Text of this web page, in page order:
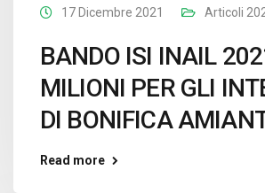
17 Dicembre 2021 Articoli
BANDO ISI INAIL
MILIONI PER GLI
DI BONIFICA
Read more